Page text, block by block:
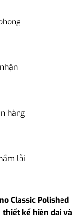
hàng
lỗi
Classic Polished
thiết kế hiện đại và